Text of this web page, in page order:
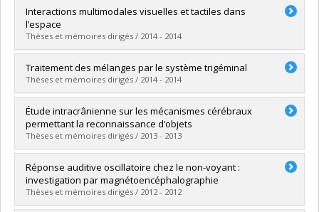
Graduate : Lainesse, Michaël
Cycle :Master's
Grade :M. Sc.
Lien vers le document dans Papyrus
Interactions multimodales visuelles et tactiles dans
l’espace
Thèses et mémoires dirigés / 2014 - 2014
Graduate :Girard, Simon
Cycle : Doctoral
Grade :Ph. D.
Lien vers le document dans Papyrus
Traitement des mélanges par le système trigéminal
Thèses et mémoires dirigés / 2014 - 2014
Graduate :Filiou, Renée-Pier
Cycle :Master's
Grade :M. Sc.
Lien vers le document dans Papyrus
Étude intracrânienne sur les mécanismes cérébraux
permettant la reconnaissance d’objets
Thèses et mémoires dirigés / 2013 - 2013
Graduate :Bertrand, Josie-Anne
Cycle :Doctoral
Grade :Ph. D.
Lien vers le document dans Papyrus
Réponse auditive oscillatoire chez le non-voyant :
investigation par magnétoencéphalographie
Thèses et mémoires dirigés / 2012 - 2012